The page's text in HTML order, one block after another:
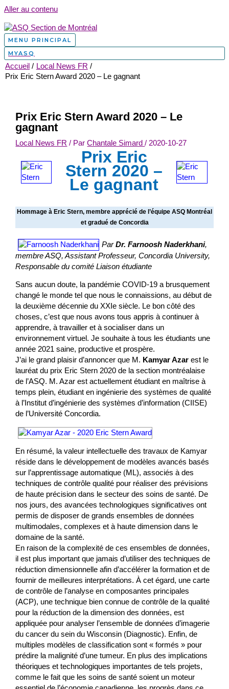
Aller au contenu
MENU PRINCIPAL
MYASQ
Accueil
Local News FR
Prix Eric Stern Award 2020 – Le gagnant
Prix Eric Stern Award 2020 – Le
gagnant
Local News FR / ParChantale Simard/ 2020-10-27
Prix Eric
Stern 2020 –
Le gagnant
Hommage à Eric Stern, membre apprécié de l’équipe ASQ Montréal
et gradué de Concordia
ParDr. Farnoosh Naderkhani,
membre ASQ, Assistant Professeur, Concordia University,
Responsable du comité Liaison étudiante
Sans aucun doute, la pandémie COVID-19 a brusquement
changé le monde tel que nous le connaissions, au début de
la deuxième décennie du XXIe siècle. Le bon côté des
choses, c’est que nous avons tous appris à continuer à
apprendre, à travailler et à socialiser dans un
environnement virtuel. Je souhaite à tous les étudiants une
année 2021 saine, productive et prospère.
J’ai le grand plaisir d’annoncer que M. Kamyar Azar est le
lauréat du prix Eric Stern 2020 de la section montréalaise
de l’ASQ. M. Azar est actuellement étudiant en maîtrise à
temps plein, étudiant en ingénierie des systèmes de qualité
à l’Institut d’ingénierie des systèmes d’information (CIISE)
de l’Université Concordia.
En résumé, la valeur intellectuelle des travaux de Kamyar
réside dans le développement de modèles avancés basés
sur l’apprentissage automatique (ML), associés à des
techniques de contrôle qualité pour réaliser des prévisions
de haute précision dans le secteur des soins de santé. De
nos jours, des avancées technologiques significatives ont
permis de disposer de grands ensembles de données
multimodales, complexes et à haute dimension dans le
domaine de la santé.
En raison de la complexité de ces ensembles de données,
il est plus important que jamais d’utiliser des techniques de
réduction dimensionnelle afin d’accélérer la formation et de
fournir de meilleures interprétations. À cet égard, une carte
de contrôle de l’analyse en composantes principales
(ACP), une technique bien connue de contrôle de la qualité
pour la réduction de la dimension des données, est
appliquée pour analyser l’ensemble de données d’imagerie
du cancer du sein du Wisconsin (Diagnostic). Enfin, de
multiples modèles de classification sont « formés » pour
prédire la malignité d’une tumeur. En plus des implications
théoriques et technologiques importantes de tels projets,
comme le fait que les soins de santé soient un moteur